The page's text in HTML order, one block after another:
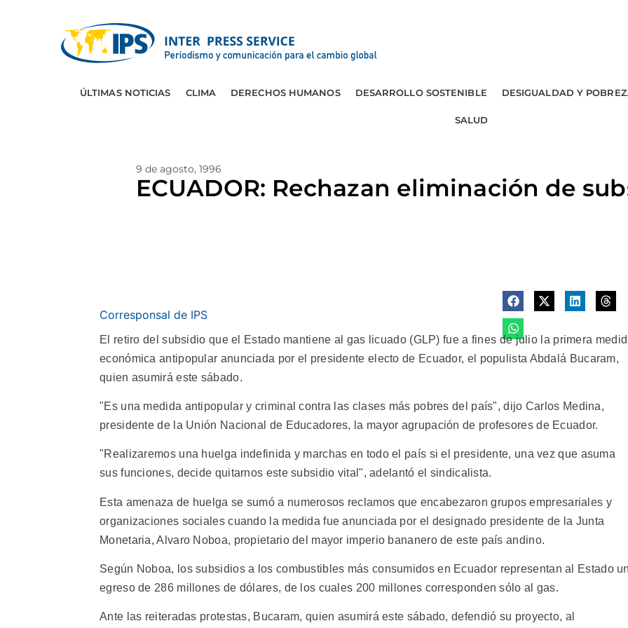
ÚLTIMAS NOTICIAS CLIMA DERECHOS HUMANOS DESARROLLO SOSTENIBLE DESIGUALDAD Y
SALUD
9 de agosto, 1996
ECUADOR: Rechazan eliminación de
Corresponsal de IPS
El retiro del subsidio que el Estado mantiene al gas licuado (GLP) fue a fines de julio la primera
económica antipopular anunciada por el presidente electo de Ecuador, el populista Abdalá Bucaram,
quien asumirá este sábado.
"Es una medida antipopular y criminal contra las clases más pobres del país", dijo Carlos Medina,
presidente de la Unión Nacional de Educadores, la mayor agrupación de profesores de Ecuador.
"Realizaremos una huelga indefinida y marchas en todo el país si el presidente, una vez que asuma
sus funciones, decide quitarnos este subsidio vital", adelantó el sindicalista.
Esta amenaza de huelga se sumó a numerosos reclamos que encabezaron grupos empresariales y
organizaciones sociales cuando la medida fue anunciada por el designado presidente de la Junta
Monetaria, Alvaro Noboa, propietario del mayor imperio bananero de este país andino.
Según Noboa, los subsidios a los combustibles más consumidos en Ecuador representan al Estado
egreso de 286 millones de dólares, de los cuales 200 millones corresponden sólo al gas.
Ante las reiteradas protestas, Bucaram, quien asumirá este sábado, defendió su proyecto, al